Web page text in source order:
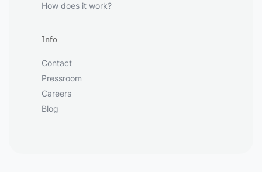
How does it work?
Info
Contact
Pressroom
Careers
Blog